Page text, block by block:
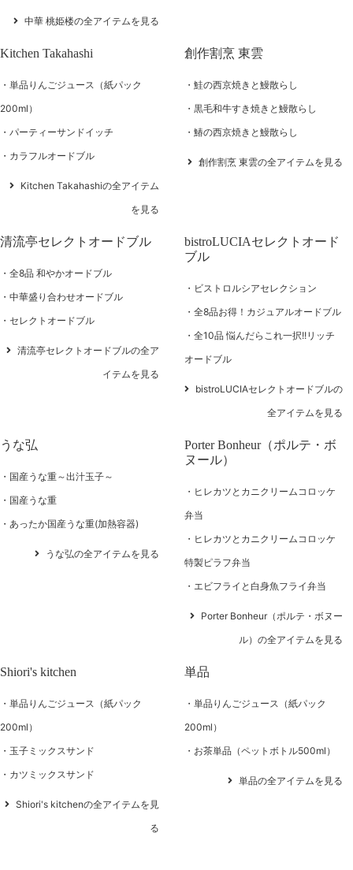
中華 桃姫楼の全アイテムを見る
Kitchen Takahashi
単品りんごジュース（紙パック
200ml）
パーティーサンドイッチ
カラフルオードブル
Kitchen Takahashiの全アイテム
を見る
創作割烹 東雲
鮭の西京焼きと鰻散らし
黒毛和牛すき焼きと鰻散らし
鰆の西京焼きと鰻散らし
創作割烹 東雲の全アイテムを見る
清流亭セレクトオードブル
全8品 和やかオードブル
中華盛り合わせオードブル
セレクトオードブル
清流亭セレクトオードブルの全ア
イテムを見る
bistroLUCIAセレクトオード
ブル
ビストロルシアセレクション
全8品お得！カジュアルオードブル
全10品 悩んだらこれ一択!!リッチ
オードブル
bistroLUCIAセレクトオードブルの
全アイテムを見る
うな弘
国産うな重～出汁玉子～
国産うな重
あったか国産うな重(加熱容器)
うな弘の全アイテムを見る
Porter Bonheur（ポルテ・ボ
ヌール）
ヒレカツとカニクリームコロッケ
弁当
ヒレカツとカニクリームコロッケ
特製ピラフ弁当
エビフライと白身魚フライ弁当
Porter Bonheur（ポルテ・ボヌー
ル）の全アイテムを見る
Shiori's kitchen
単品りんごジュース（紙パック
200ml）
玉子ミックスサンド
カツミックスサンド
Shiori's kitchenの全アイテムを見
る
単品
単品りんごジュース（紙パック
200ml）
お茶単品（ペットボトル500ml）
単品の全アイテムを見る